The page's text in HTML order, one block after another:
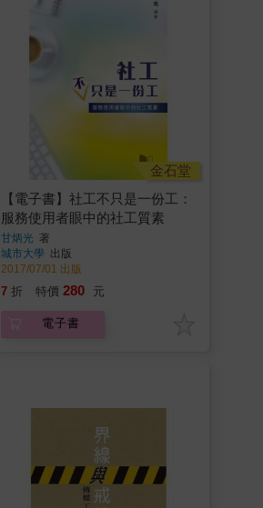
金石堂
【電子書】社工不只是一份工：
服務使用者眼中的社工質素
甘炳光著
城市大學 出版
2017/07/01 出版
7 折 特價 280 元
電子書